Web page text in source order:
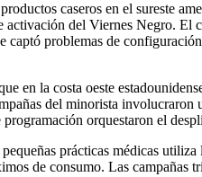
caseros en el sureste
activación del Viernes Negro. El
captó problemas de
en la costa oeste
del minorista
orquestaron el
prácticas médicas
de consumo. Las campañas